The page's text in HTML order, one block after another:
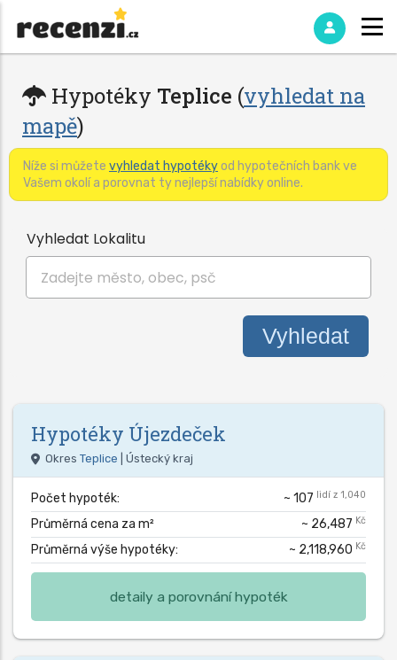
Hypotéky Teplice (vyhledat na
mapě)
Níže si můžete vyhledat hypotékyod hypotečních bank ve
Vašem okolí a porovnat ty nejlepší nabídky online.
Vyhledat Lokalitu
Hypotéky Újezdeček
Okres Teplice | Ústecký kraj
Počet hypoték: ~ 107 lidí z 1,040
Průměrná cena za m² ~ 26,487 Kč
Průměrná výše hypotéky: ~ 2,118,960 Kč
detaily a porovnání hypoték